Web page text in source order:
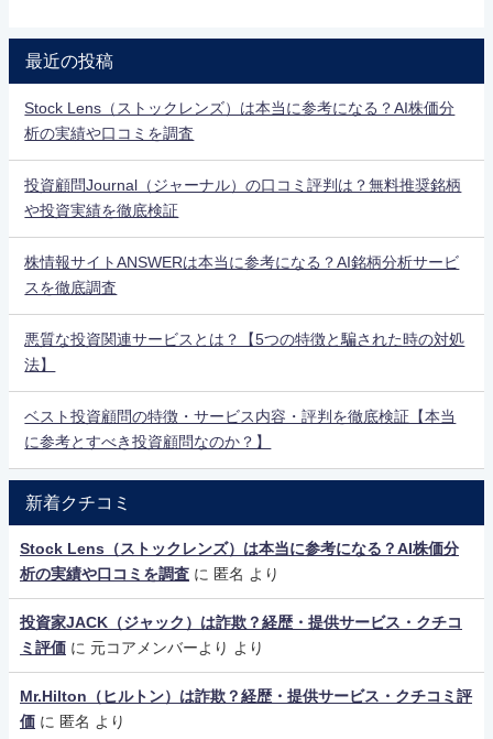
最近の投稿
Stock Lens（ストックレンズ）は本当に参考になる？AI株価分
析の実績や口コミを調査
投資顧問Journal（ジャーナル）の口コミ評判は？無料推奨銘柄
や投資実績を徹底検証
株情報サイトANSWERは本当に参考になる？AI銘柄分析サービ
スを徹底調査
悪質な投資関連サービスとは？【5つの特徴と騙された時の対処
法】
ベスト投資顧問の特徴・サービス内容・評判を徹底検証【本当
に参考とすべき投資顧問なのか？】
新着クチコミ
Stock Lens（ストックレンズ）は本当に参考になる？AI株価分
析の実績や口コミを調査 に 匿名 より
投資家JACK（ジャック）は詐欺？経歴・提供サービス・クチコ
ミ評価 に 元コアメンバーより より
Mr.Hilton（ヒルトン）は詐欺？経歴・提供サービス・クチコミ評
価 に 匿名 より